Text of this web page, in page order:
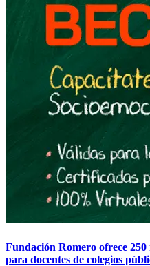
Fundación Romero ofrece
para docentes de colegios